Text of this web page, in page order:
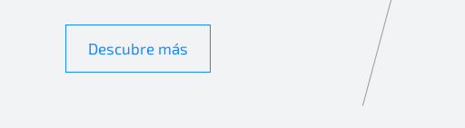
Descubre más